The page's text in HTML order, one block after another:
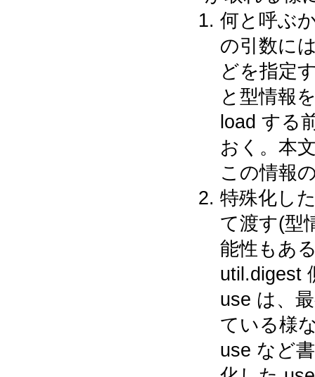
何と呼ぶ
の引数に
どを指定
と型情報
load する
おく。本
この情報
特殊化し
て渡す(型
能性もあ
util.digest
use は、
ている様
use など